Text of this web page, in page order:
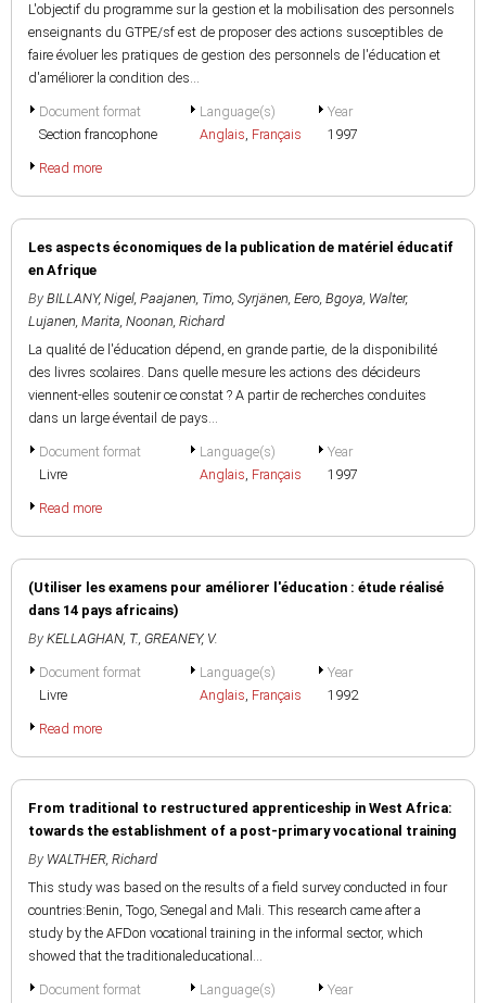
L'objectif du programme sur la gestion et la mobilisation des personnels
enseignants du GTPE/sf est de proposer des actions susceptibles de
faire évoluer les pratiques de gestion des personnels de l'éducation et
d'améliorer la condition des...
Document format
Section francophone
Language(s)
Anglais, Français
Year
1997
Read more
Les aspects économiques de la publication de matériel éducatif
en Afrique
By BILLANY, Nigel, Paajanen, Timo, Syrjänen, Eero, Bgoya, Walter,
Lujanen, Marita, Noonan, Richard
La qualité de l'éducation dépend, en grande partie, de la disponibilité
des livres scolaires. Dans quelle mesure les actions des décideurs
viennent-elles soutenir ce constat ? A partir de recherches conduites
dans un large éventail de pays...
Document format
Livre
Language(s)
Anglais, Français
Year
1997
Read more
(Utiliser les examens pour améliorer l'éducation : étude réalisé
dans 14 pays africains)
By KELLAGHAN, T., GREANEY, V.
Document format
Livre
Language(s)
Anglais, Français
Year
1992
Read more
From traditional to restructured apprenticeship in West Africa:
towards the establishment of a post-primary vocational training
By WALTHER, Richard
This study was based on the results of a field survey conducted in four
countries:Benin, Togo, Senegal and Mali. This research came after a
study by the AFDon vocational training in the informal sector, which
showed that the traditionaleducational...
Document format
Language(s)
Year